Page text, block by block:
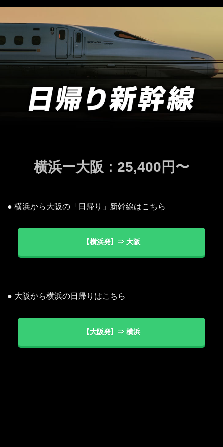
横浜ー大阪：25,400円〜
● 横浜から大阪の「日帰り」新幹線はこちら
【横浜発】⇒ 大阪
● 大阪から横浜の日帰りはこちら
【大阪発】⇒ 横浜